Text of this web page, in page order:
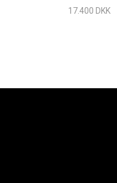
17.400 DKK